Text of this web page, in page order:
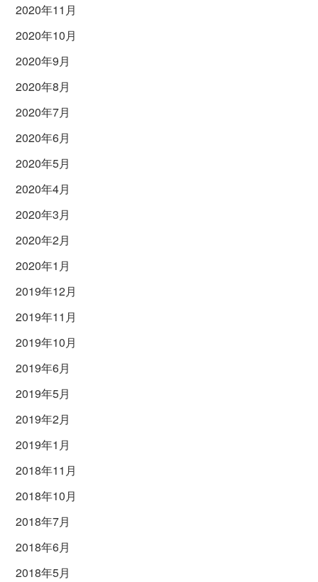
2020年11月
2020年10月
2020年9月
2020年8月
2020年7月
2020年6月
2020年5月
2020年4月
2020年3月
2020年2月
2020年1月
2019年12月
2019年11月
2019年10月
2019年6月
2019年5月
2019年2月
2019年1月
2018年11月
2018年10月
2018年7月
2018年6月
2018年5月